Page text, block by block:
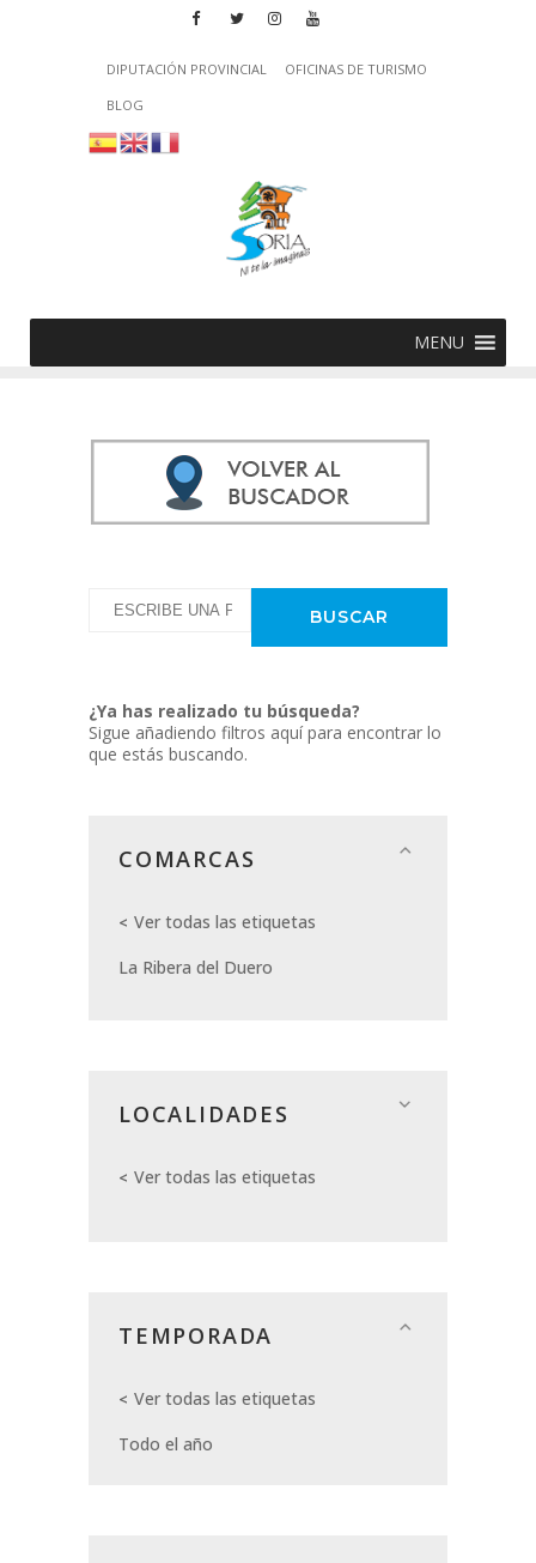
DIPUTACIÓN PROVINCIAL
OFICINAS DE TURISMO
BLOG
MENU
¿Ya has realizado tu búsqueda?
Sigue añadiendo filtros aquí para encontrar lo
que estás buscando.
COMARCAS
Ver todas las etiquetas
La Ribera del Duero
LOCALIDADES
Ver todas las etiquetas
TEMPORADA
Ver todas las etiquetas
Todo el año